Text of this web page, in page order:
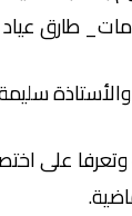
طارق عياد
وتعرفا على